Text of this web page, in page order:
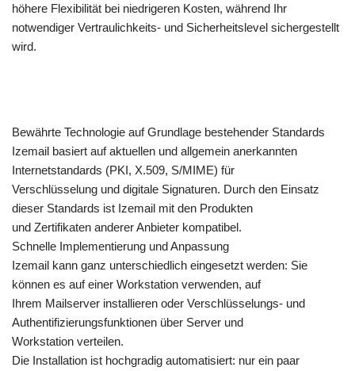
höhere Flexibilität bei niedrigeren Kosten, während Ihr
notwendiger Vertraulichkeits- und Sicherheitslevel sichergestellt
wird.
Bewährte Technologie auf Grundlage bestehender Standards
Izemail basiert auf aktuellen und allgemein anerkannten
Internetstandards (PKI, X.509, S/MIME) für
Verschlüsselung und digitale Signaturen. Durch den Einsatz
dieser Standards ist Izemail mit den Produkten
und Zertifikaten anderer Anbieter kompatibel.
Schnelle Implementierung und Anpassung
Izemail kann ganz unterschiedlich eingesetzt werden: Sie
können es auf einer Workstation verwenden, auf
Ihrem Mailserver installieren oder Verschlüsselungs- und
Authentifizierungsfunktionen über Server und
Workstation verteilen.
Die Installation ist hochgradig automatisiert: nur ein paar